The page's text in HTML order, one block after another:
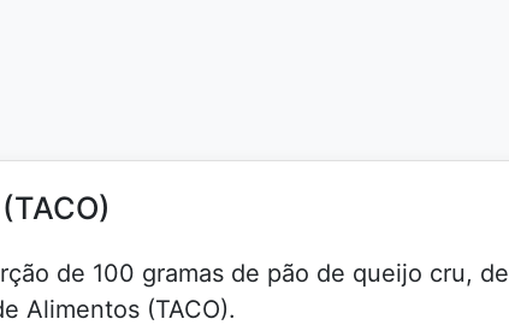
de 100 gramas de pão de queijo cru, de
Alimentos (TACO).